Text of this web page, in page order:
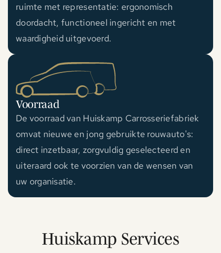
ruimte met representatie: ergonomisch
doordacht, functioneel ingericht en met
waardigheid uitgevoerd.
Voorraad
De voorraad van Huiskamp Carrosseriefabriek
omvat nieuwe en jong gebruikte rouwauto's:
direct inzetbaar, zorgvuldig geselecteerd en
uiteraard ook te voorzien van de wensen van
uw organisatie.
Huiskamp Services